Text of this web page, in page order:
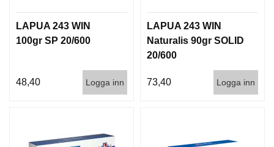
LAPUA 243 WIN
100gr SP 20/600
48,40 Logga inn
LAPUA 243 WIN
Naturalis 90gr SOLID
20/600
73,40 Logga inn
P
E